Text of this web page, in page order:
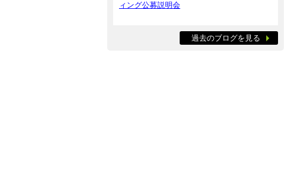
ィング公募説明会
過去のブログを見る